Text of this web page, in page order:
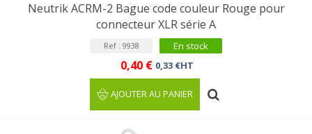
Neutrik ACRM-2 Bague code couleur Rouge pour
connecteur XLR série A
Ref : 9938 En stock
0,40 € 0,33 €HT
AJOUTER AU PANIER